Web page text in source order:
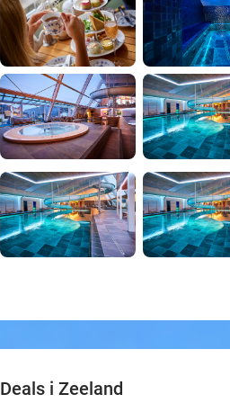
Deals i Zeeland